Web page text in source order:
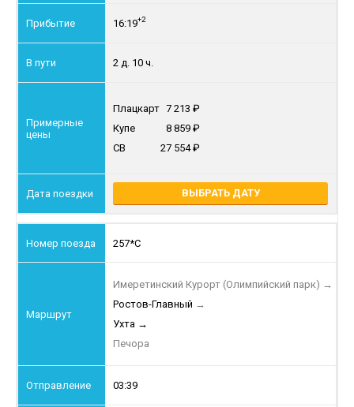
16:19+2
2 д. 10 ч.
Плацкарт 7 213
Купе
8 859
СВ
27 554
ВЫБРАТЬ ДАТУ
257*С
Имеретинский Курорт (Олимпийский парк) →
Ростов-Главный →
Ухта →
Печора
03:39